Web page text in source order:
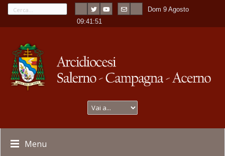
Dom 9 Agosto
-09:41:52
Menu